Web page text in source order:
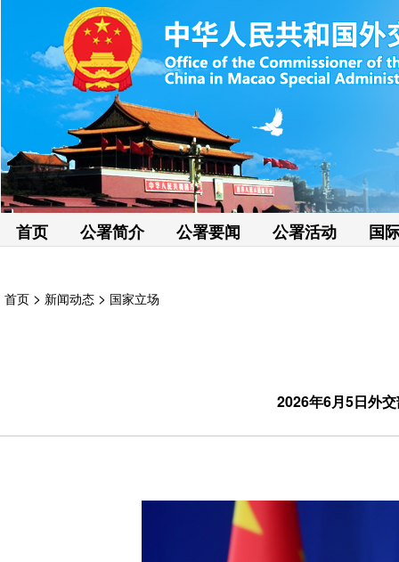
首页 公署简介 公署要闻 公署活动 国
首页 > 新闻动态 > 国家立场
2026年6月5日外